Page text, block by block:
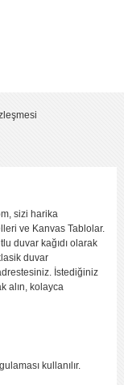
sizi harika
ve Kanvas Tablolar.
duvar kağıdı olarak
duvar
İstediğiniz
alın, kolayca
kullanılır.